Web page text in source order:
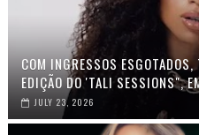
COM INGRESSOS
EDIÇÃO DO 'TALI SESSIONS",
JULY 23, 2026